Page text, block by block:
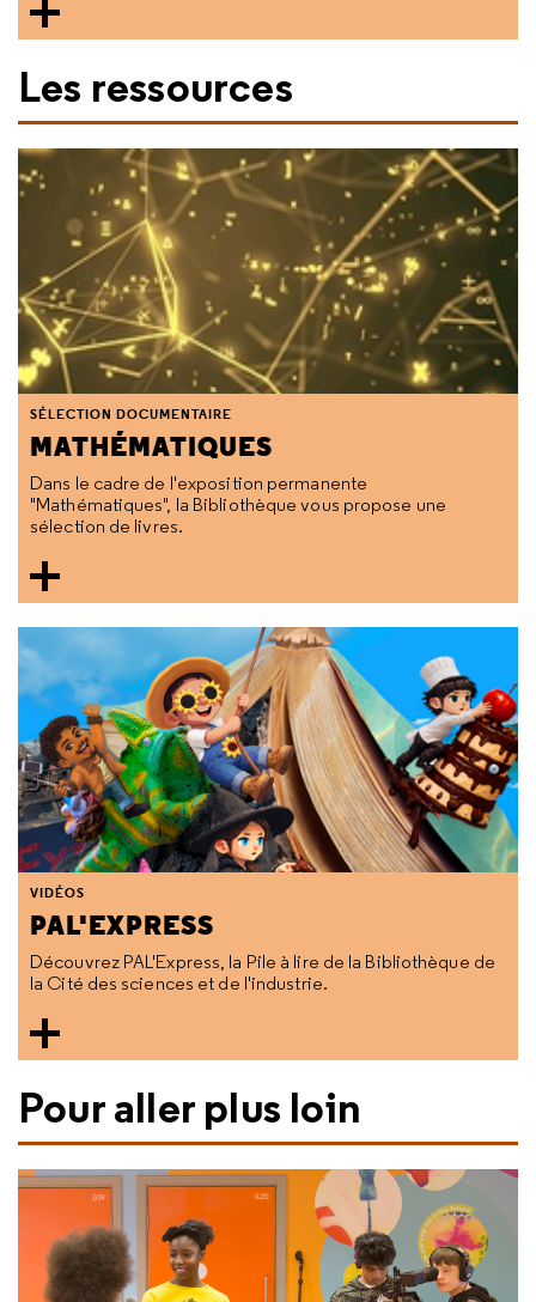
Les ressources
MATHÉMATIQUES
SÉLECTION DOCUMENTAIRE
Dans le cadre de l'exposition permanente
"Mathématiques", la Bibliothèque vous propose une
sélection de livres.
PAL'EXPRESS
VIDÉOS
Découvrez PAL'Express, la Pile à lire de la Bibliothèque de
la Cité des sciences et de l'industrie.
Pour aller plus loin